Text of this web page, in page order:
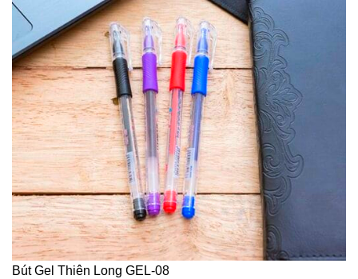
Bút Gel Thiên Long GEL-08